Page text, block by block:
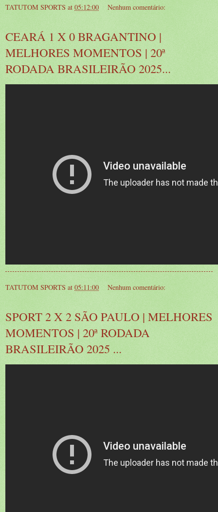
TATUTOM SPORTS at 05:12:00 Nenhum comentário:
CEARÁ 1 X 0 BRAGANTINO |
MELHORES MOMENTOS | 20ª
RODADA BRASILEIRÃO 2025...
TATUTOM SPORTS at 05:11:00 Nenhum comentário:
SPORT 2 X 2 SÃO PAULO | MELHORES
MOMENTOS | 20ª RODADA
BRASILEIRÃO 2025 ...